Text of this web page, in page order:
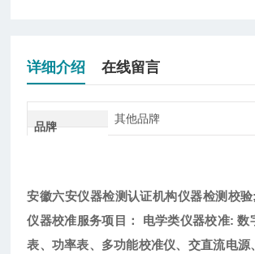
详细介绍 在线留言
品牌
其他品牌
安徽六安仪器检测认证机构仪器检测校
仪器校准服务项目： 电学类仪器校准: 数
表、功率表、多功能校准仪、交直流电源